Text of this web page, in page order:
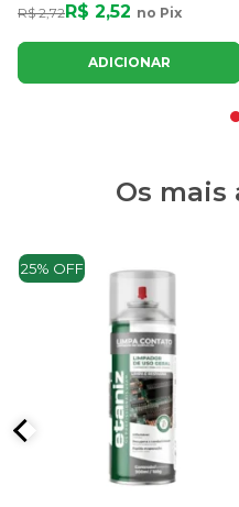
R$ 2,72 R$ 2,52 no Pix
ADICIONAR
Os mais
25% OFF